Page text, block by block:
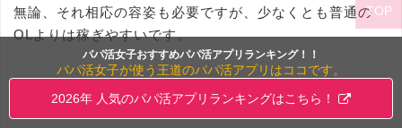
無論、それ相応の容姿も必要ですが、少なくとも普通の
OLよりは稼ぎやすいです。
恋の駆け引きが上手
TOP
パパ活女子おすすめパパ活アプリランキング！！
パパ活女子が使う王道のパパ活アプリはココです。
2026年 人気のパパ活アプリランキングはこちら！